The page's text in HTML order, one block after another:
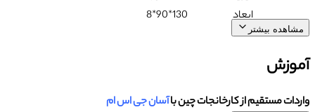
ابعاد
بیشتر
مستقیم از کارخانجات چین باآسان جی اس ام